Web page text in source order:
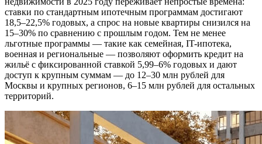
ставки по стандартным ипотечным программам достигают
18,5–22,5% годовых, а спрос на новые квартиры снизился на
15–30% по сравнению с прошлым годом. Тем не менее
льготные программы — такие как семейная, IT-ипотека,
военная и региональные — позволяют оформить кредит на
жильё с фиксированной ставкой 5,99–6% годовых и дают
доступ к крупным суммам — до 12–30 млн рублей для
Москвы и крупных регионов, 6–15 млн рублей для остальных
территорий.